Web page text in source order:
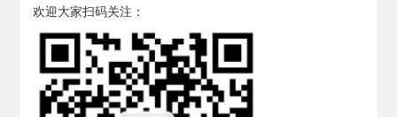
欢迎大家扫码关注：